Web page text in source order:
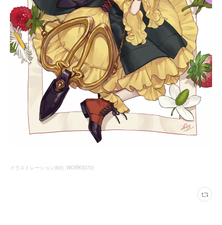
イラストレーション(83) WORKS(70)